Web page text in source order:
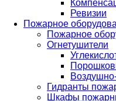
Ревизии
Пожарное
Пожарное
Огнетушители
Гидранты
Шкафы